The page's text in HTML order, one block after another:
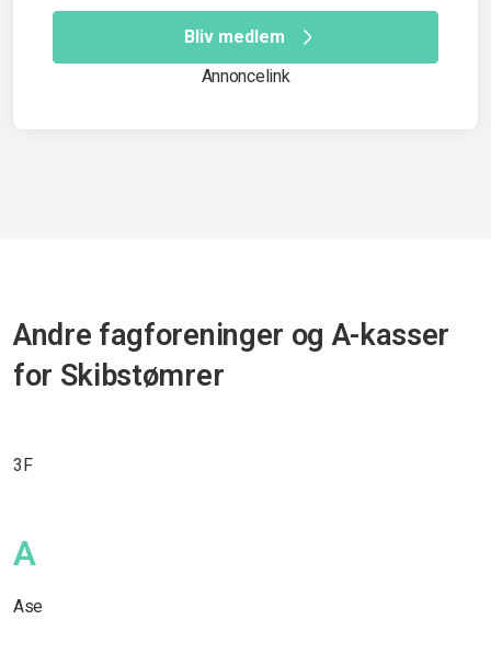
Bliv medlem
Annoncelink
Andre fagforeninger og A-kasser
for Skibstømrer
3F
A
Ase